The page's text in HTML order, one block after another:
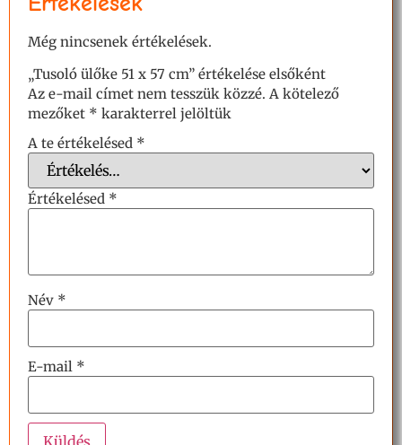
Még nincsenek értékelések.
„Tusoló ülőke 51 x 57 cm” értékelése elsőként
Az e-mail címet nem tesszük közzé. A kötelező
mezőket * karakterrel jelöltük
A te értékelésed *
Értékelésed *
Név *
E-mail *